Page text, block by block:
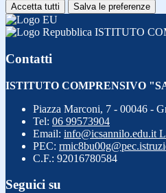
Accetta tutti Salva le preferenze
ISTITUTO
Contatti
ISTITUTO COMPRENSIVO
Piazza Marconi, 7 - 00046 -
Tel: 06 99573904
Email: info@icsannilo.edu.it
PEC:
C.F.: 92016780584
Seguici su